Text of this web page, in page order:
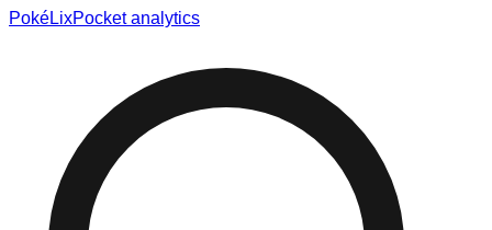
PokéLixPocket analytics